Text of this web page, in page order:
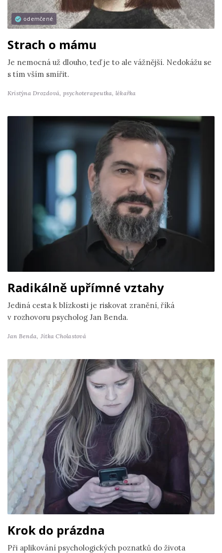
odemčené
Strach o mámu
Je nemocná už dlouho, teď je to ale vážnější. Nedokážu se
s tím vším smířit.
Kristýna Drozdová, psychoterapeutka, lékařka
Radikálně upřímné vztahy
Jediná cesta k blízkosti je riskovat zranění, říká
v rozhovoru psycholog Jan Benda.
Jan Benda, Jitka Cholastová
Krok do prázdna
Při aplikování psychologických poznatků do života